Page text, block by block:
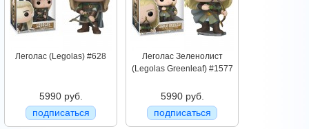
Леголас (Legolas) #628
5990 руб.
подписаться
Леголас Зеленолист
(Legolas Greenleaf) #1577
5990 руб.
подписаться